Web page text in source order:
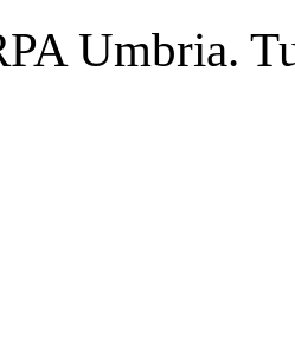
Umbria.